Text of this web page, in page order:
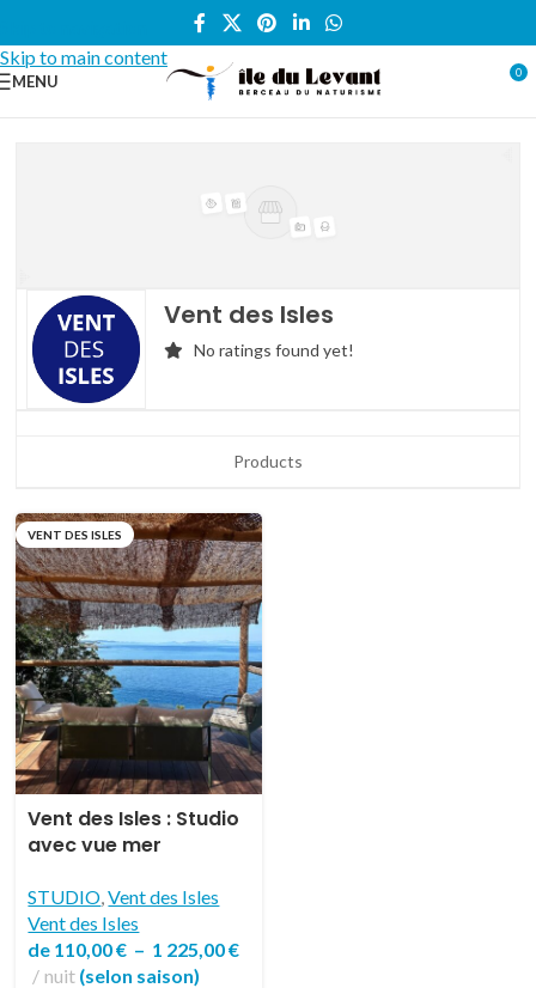
Skip to main content
MENU 0
Vent des Isles
No ratings found yet!
Products
VENT DES ISLES
Vent des Isles : Studio
avec vue mer
un bel écrin de
verdure
STUDIO,Vent des Isles
Vent des Isles
de 110,00€ – 1 225,00€
nuit (selon saison)